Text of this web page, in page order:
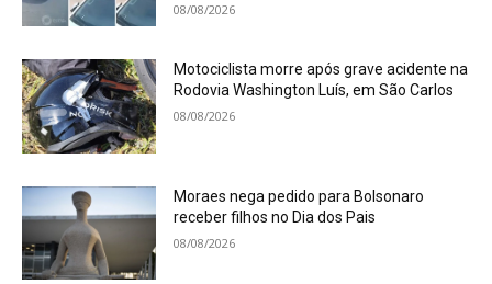
08/08/2026
Motociclista morre após grave acidente na
Rodovia Washington Luís, em São Carlos
08/08/2026
Moraes nega pedido para Bolsonaro
receber filhos no Dia dos Pais
08/08/2026